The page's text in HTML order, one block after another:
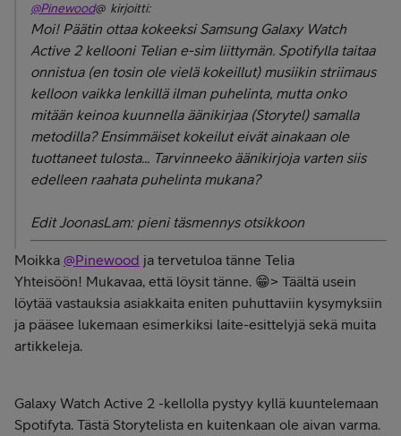
@Pinewood@ kirjoitti:
Moi! Päätin ottaa kokeeksi Samsung Galaxy Watch
Active 2 kellooni Telian e-sim liittymän. Spotifylla taitaa
onnistua (en tosin ole vielä kokeillut) musiikin striimaus
kelloon vaikka lenkillä ilman puhelinta, mutta onko
mitään keinoa kuunnella äänikirjaa (Storytel) samalla
metodilla? Ensimmäiset kokeilut eivät ainakaan ole
tuottaneet tulosta... Tarvinneeko äänikirjoja varten siis
edelleen raahata puhelinta mukana?
Edit JoonasLam: pieni täsmennys otsikkoon
Moikka @Pinewood ja tervetuloa tänne Telia
Yhteisöön! Mukavaa, että löysit tänne. 😁> Täältä usein
löytää vastauksia asiakkaita eniten puhuttaviin kysymyksiin
ja pääsee lukemaan esimerkiksi laite-esittelyjä sekä muita
artikkeleja.
Galaxy Watch Active 2 -kellolla pystyy kyllä kuuntelemaan
Spotifyta. Tästä Storytelista en kuitenkaan ole aivan varma.